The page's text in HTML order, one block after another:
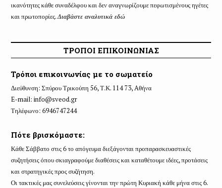
ικανότητες κάθε συναδέλφου και δεν αναγνωρίζουμε πεφωτισμένους ηγέτες
και πρωτοπορίες.Διαβάστε αναλυτικά εδώ
ΤΡΟΠΟΙ ΕΠΙΚΟΙΝΩΝΙΑΣ
Τρόποι επικοινωνίας με το σωματείο
Διεύθυνση: Σπύρου Τρικούπη 56, Τ.Κ. 114 73, Aθήνα
E-mail: info@sveod.gr
Τηλέφωνο: 6946747244
Πότε βρισκόμαστε:
Κάθε Σάββατο στις 6 το απόγευμα διεξάγονται προπαρασκευαστικές
συζητήσεις όπου σκιαγραφούμε διαθέσεις και καταθέτουμε ιδέες, προτάσεις
και στρατηγικές προς συζήτηση.
Οι τακτικές μας συνελεύσεις γίνονται την πρώτη Κυριακή κάθε μήνα στις 6.